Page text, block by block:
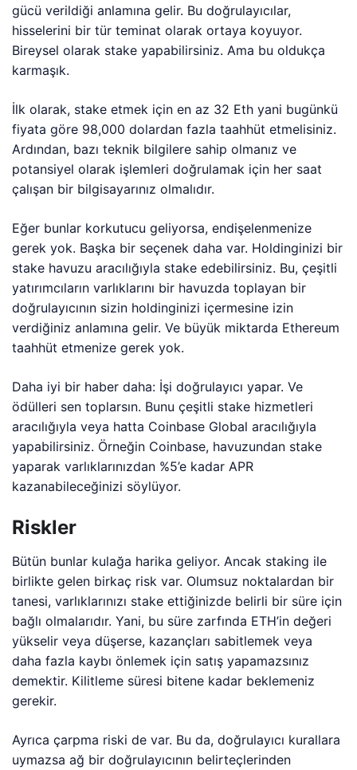
gücü verildiği anlamına gelir. Bu doğrulayıcılar,
hisselerini bir tür teminat olarak ortaya koyuyor.
Bireysel olarak stake yapabilirsiniz. Ama bu oldukça
karmaşık.
İlk olarak, stake etmek için en az 32 Eth yani bugünkü
fiyata göre 98,000 dolardan fazla taahhüt etmelisiniz.
Ardından, bazı teknik bilgilere sahip olmanız ve
potansiyel olarak işlemleri doğrulamak için her saat
çalışan bir bilgisayarınız olmalıdır.
Eğer bunlar korkutucu geliyorsa, endişelenmenize
gerek yok. Başka bir seçenek daha var. Holdinginizi bir
stake havuzu aracılığıyla stake edebilirsiniz. Bu, çeşitli
yatırımcıların varlıklarını bir havuzda toplayan bir
doğrulayıcının sizin holdinginizi içermesine izin
verdiğiniz anlamına gelir. Ve büyük miktarda Ethereum
taahhüt etmenize gerek yok.
Daha iyi bir haber daha: İşi doğrulayıcı yapar. Ve
ödülleri sen toplarsın. Bunu çeşitli stake hizmetleri
aracılığıyla veya hatta Coinbase Global aracılığıyla
yapabilirsiniz. Örneğin Coinbase, havuzundan stake
yaparak varlıklarınızdan %5’e kadar APR
kazanabileceğinizi söylüyor.
Riskler
Bütün bunlar kulağa harika geliyor. Ancak staking ile
birlikte gelen birkaç risk var. Olumsuz noktalardan bir
tanesi, varlıklarınızı stake ettiğinizde belirli bir süre için
bağlı olmalarıdır. Yani, bu süre zarfında ETH’in değeri
yükselir veya düşerse, kazançları sabitlemek veya
daha fazla kaybı önlemek için satış yapamazsınız
demektir. Kilitleme süresi bitene kadar beklemeniz
gerekir.
Ayrıca çarpma riski de var. Bu da, doğrulayıcı kurallara
uymazsa ağ bir doğrulayıcının belirteçlerinden